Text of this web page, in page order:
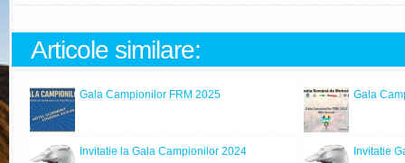
Articole similare:
Gala Campionilor FRM 2025 Gala
Invitatie la Gala Campionilor 2024 Invitatie